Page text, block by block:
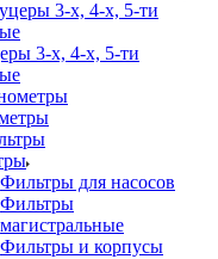
3-х, 4-х, 5-ти
Фильтры для насосов
Фильтры
магистральные
Фильтры и корпусы